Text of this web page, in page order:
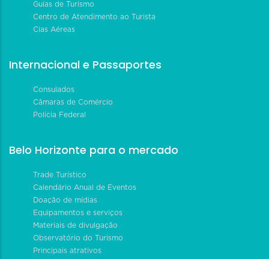
Guias de Turismo
Centro de Atendimento ao Turista
Cias Aéreas
Internacional e Passaportes
Consulados
Câmaras de Comércio
Polícia Federal
Belo Horizonte para o mercado
Trade Turístico
Calendário Anual de Eventos
Doação de mídias
Equipamentos e serviços
Materiais de divulgação
Observatório do Turismo
Principais atrativos